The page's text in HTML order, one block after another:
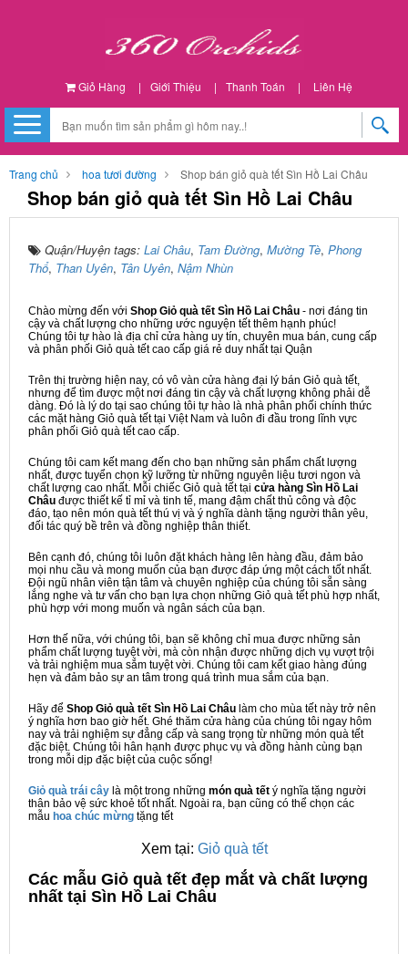
Giỏ Hàng | Giới Thiệu | Thanh Toán | Liên Hệ
Trang chủ hoa tươi đường Shop bán giỏ quà tết Sìn Hồ Lai Châu
Shop bán giỏ quà tết Sìn Hồ Lai Châu
Quận/Huyện tags: Lai Châu, Tam Đường, Mường Tè, Phong
Thổ, Than Uyên, Tân Uyên, Nậm Nhùn
Chào mừng đến với Shop Giỏ quà tết Sìn Hồ Lai Châu - nơi đáng tin
cậy và chất lượng cho những ước nguyện tết thêm hạnh phúc!
Chúng tôi tự hào là địa chỉ cửa hàng uy tín, chuyên mua bán, cung cấp
và phân phối Giỏ quà tết cao cấp giá rẻ duy nhất tại Quận
Trên thị trường hiện nay, có vô vàn cửa hàng đại lý bán Giỏ quà tết,
nhưng để tìm được một nơi đáng tin cậy và chất lượng không phải dễ
dàng. Đó là lý do tại sao chúng tôi tự hào là nhà phân phối chính thức
các mặt hàng Giỏ quà tết tại Việt Nam và luôn đi đầu trong lĩnh vực
phân phối Giỏ quà tết cao cấp.
Chúng tôi cam kết mang đến cho bạn những sản phẩm chất lượng
nhất, được tuyển chọn kỹ lưỡng từ những nguyên liệu tươi ngon và
chất lượng cao nhất. Mỗi chiếc Giỏ quà tết tại cửa hàng Sìn Hồ Lai
Châu được thiết kế tỉ mỉ và tinh tế, mang đậm chất thủ công và độc
đáo, tạo nên món quà tết thú vị và ý nghĩa dành tặng người thân yêu,
đối tác quý bề trên và đồng nghiệp thân thiết.
Bên cạnh đó, chúng tôi luôn đặt khách hàng lên hàng đầu, đảm bảo
mọi nhu cầu và mong muốn của bạn được đáp ứng một cách tốt nhất.
Đội ngũ nhân viên tận tâm và chuyên nghiệp của chúng tôi sẵn sàng
lắng nghe và tư vấn cho bạn lựa chọn những Giỏ quà tết phù hợp nhất,
phù hợp với mong muốn và ngân sách của bạn.
Hơn thế nữa, với chúng tôi, bạn sẽ không chỉ mua được những sản
phẩm chất lượng tuyệt vời, mà còn nhận được những dịch vụ vượt trội
và trải nghiệm mua sắm tuyệt vời. Chúng tôi cam kết giao hàng đúng
hẹn và đảm bảo sự an tâm trong quá trình mua sắm của bạn.
Hãy để Shop Giỏ quà tết Sìn Hồ Lai Châu làm cho mùa tết này trở nên
ý nghĩa hơn bao giờ hết. Ghé thăm cửa hàng của chúng tôi ngay hôm
nay và trải nghiệm sự đẳng cấp và sang trọng từ những món quà tết
đặc biệt. Chúng tôi hân hạnh được phục vụ và đồng hành cùng bạn
trong mỗi dịp đặc biệt của cuộc sống!
Giỏ quà trái cây là một trong những món quà tết ý nghĩa tặng người
thân bảo vệ sức khoẻ tốt nhất. Ngoài ra, bạn cũng có thể chọn các
mẫu hoa chúc mừng tặng tết
Xem tại: Giỏ quà tết
Các mẫu Giỏ quà tết đẹp mắt và chất lượng
nhất tại Sìn Hồ Lai Châu